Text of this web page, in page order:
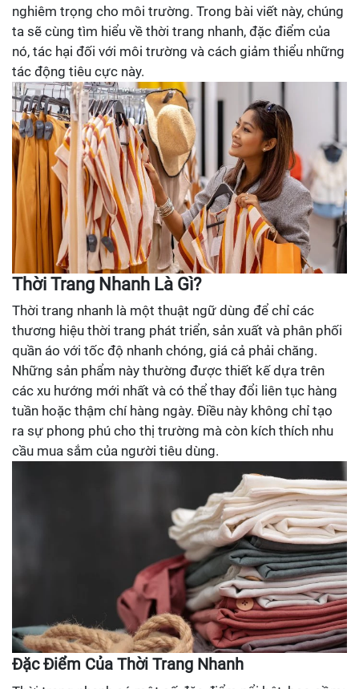
nghiêm trọng cho môi trường. Trong bài viết này, chúng
ta sẽ cùng tìm hiểu về thời trang nhanh, đặc điểm của
nó, tác hại đối với môi trường và cách giảm thiểu những
tác động tiêu cực này.
Thời Trang Nhanh Là Gì?
Thời trang nhanh là một thuật ngữ dùng để chỉ các
thương hiệu thời trang phát triển, sản xuất và phân phối
quần áo với tốc độ nhanh chóng, giá cả phải chăng.
Những sản phẩm này thường được thiết kế dựa trên
các xu hướng mới nhất và có thể thay đổi liên tục hàng
tuần hoặc thậm chí hàng ngày. Điều này không chỉ tạo
ra sự phong phú cho thị trường mà còn kích thích nhu
cầu mua sắm của người tiêu dùng.
Đặc Điểm Của Thời Trang Nhanh